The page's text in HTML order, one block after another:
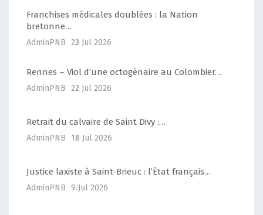
Franchises médicales doublées : la Nation
bretonne…
AdminPNB 23 Jul 2026
Rennes – Viol d’une octogénaire au Colombier…
AdminPNB 22 Jul 2026
Retrait du calvaire de Saint Divy :…
AdminPNB 18 Jul 2026
Justice laxiste à Saint-Brieuc : l’État français…
AdminPNB 9 Jul 2026